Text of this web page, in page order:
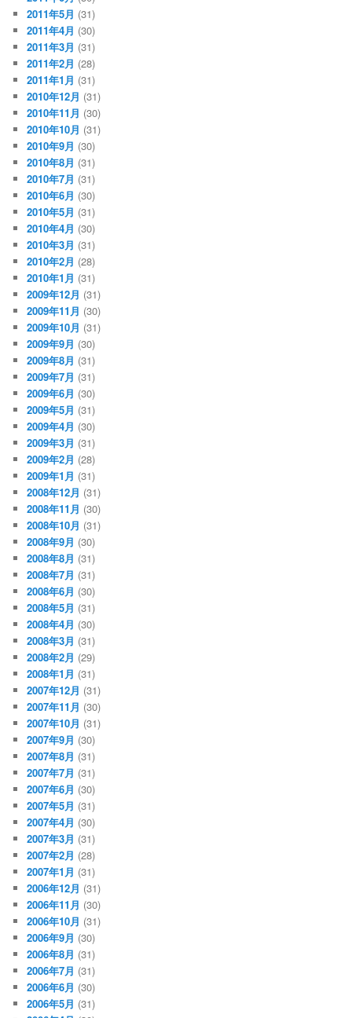
2011年5月 (31)
2011年4月 (30)
2011年3月 (31)
2011年2月 (28)
2011年1月 (31)
2010年12月 (31)
2010年11月 (30)
2010年10月 (31)
2010年9月 (30)
2010年8月 (31)
2010年7月 (31)
2010年6月 (30)
2010年5月 (31)
2010年4月 (30)
2010年3月 (31)
2010年2月 (28)
2010年1月 (31)
2009年12月 (31)
2009年11月 (30)
2009年10月 (31)
2009年9月 (30)
2009年8月 (31)
2009年7月 (31)
2009年6月 (30)
2009年5月 (31)
2009年4月 (30)
2009年3月 (31)
2009年2月 (28)
2009年1月 (31)
2008年12月 (31)
2008年11月 (30)
2008年10月 (31)
2008年9月 (30)
2008年8月 (31)
2008年7月 (31)
2008年6月 (30)
2008年5月 (31)
2008年4月 (30)
2008年3月 (31)
2008年2月 (29)
2008年1月 (31)
2007年12月 (31)
2007年11月 (30)
2007年10月 (31)
2007年9月 (30)
2007年8月 (31)
2007年7月 (31)
2007年6月 (30)
2007年5月 (31)
2007年4月 (30)
2007年3月 (31)
2007年2月 (28)
2007年1月 (31)
2006年12月 (31)
2006年11月 (30)
2006年10月 (31)
2006年9月 (30)
2006年8月 (31)
2006年7月 (31)
2006年6月 (30)
2006年5月 (31)